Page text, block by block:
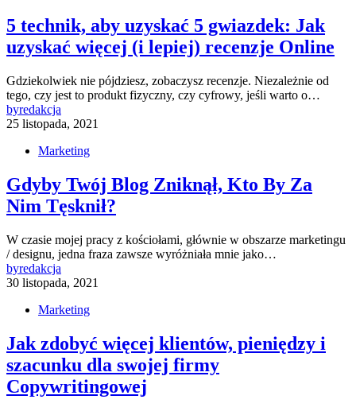
5 technik, aby uzyskać 5 gwiazdek: Jak
uzyskać więcej (i lepiej) recenzje Online
Gdziekolwiek nie pójdziesz, zobaczysz recenzje. Niezależnie od
tego, czy jest to produkt fizyczny, czy cyfrowy, jeśli warto o…
byredakcja
25 listopada, 2021
Marketing
Gdyby Twój Blog Zniknął, Kto By Za
Nim Tęsknił?
W czasie mojej pracy z kościołami, głównie w obszarze marketingu
/ designu, jedna fraza zawsze wyróżniała mnie jako…
byredakcja
30 listopada, 2021
Marketing
Jak zdobyć więcej klientów, pieniędzy i
szacunku dla swojej firmy
Copywritingowej